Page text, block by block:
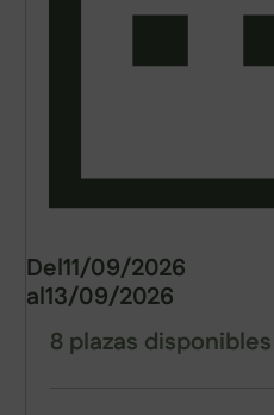
Del11/09/2026
al13/09/2026
8 plazas disponibles